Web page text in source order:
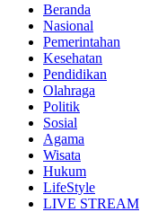
Beranda
Nasional
Pemerintahan
Kesehatan
Pendidikan
Olahraga
Politik
Sosial
Agama
Wisata
Hukum
LifeStyle
LIVE STREAM